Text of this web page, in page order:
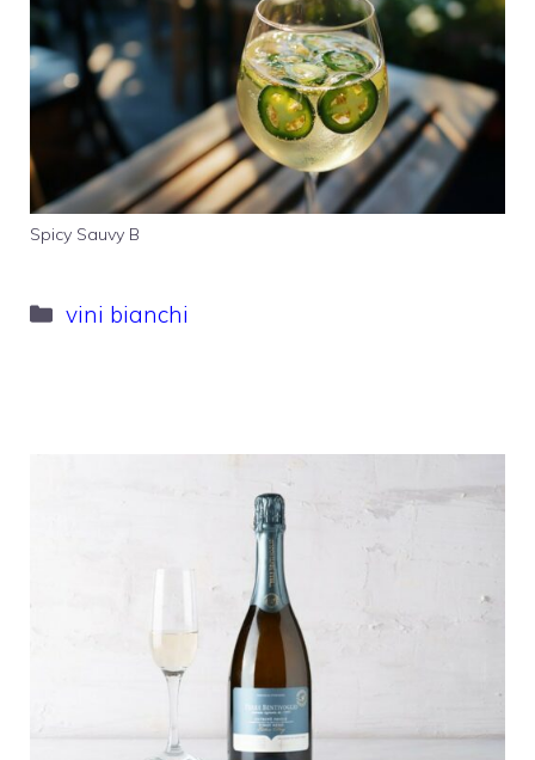
Spicy Sauvy B
Categorie
vini bianchi